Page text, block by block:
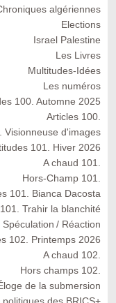
algériennes
Elections
Israel Palestine
Les Livres
Multitudes-Idées
Les numéros
100. Automne 2025
Articles 100.
Visionneuse d'images
101. Hiver 2026
A chaud 101.
Hors-Champ 101.
101. Bianca Dacosta
Trahir la blanchité
/ Réaction
102. Printemps 2026
A chaud 102.
Hors champs 102.
de la submersion